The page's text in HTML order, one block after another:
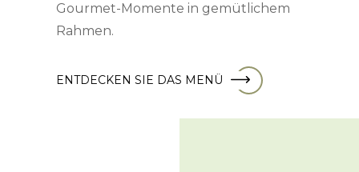
Gourmet-Momente in gemütlichem
Rahmen.
ENTDECKEN SIE DAS MENÜ